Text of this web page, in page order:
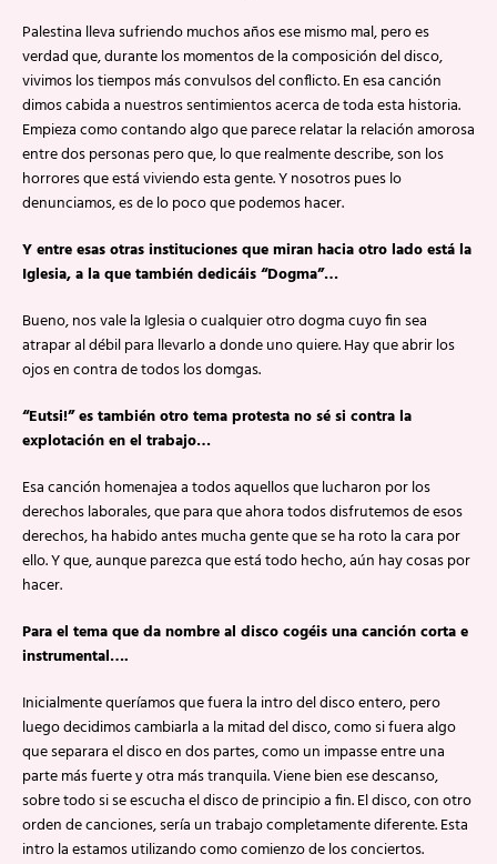
Palestina lleva sufriendo muchos años ese mismo mal, pero es
verdad que, durante los momentos de la composición del disco,
vivimos los tiempos más convulsos del conflicto. En esa canción
dimos cabida a nuestros sentimientos acerca de toda esta historia.
Empieza como contando algo que parece relatar la relación amorosa
entre dos personas pero que, lo que realmente describe, son los
horrores que está viviendo esta gente. Y nosotros pues lo
denunciamos, es de lo poco que podemos hacer.
Y entre esas otras instituciones que miran hacia otro lado está la
Iglesia, a la que también dedicáis “Dogma”…
Bueno, nos vale la Iglesia o cualquier otro dogma cuyo fin sea
atrapar al débil para llevarlo a donde uno quiere. Hay que abrir los
ojos en contra de todos los domgas.
“Eutsi!” es también otro tema protesta no sé si contra la
explotación en el trabajo…
Esa canción homenajea a todos aquellos que lucharon por los
derechos laborales, que para que ahora todos disfrutemos de esos
derechos, ha habido antes mucha gente que se ha roto la cara por
ello. Y que, aunque parezca que está todo hecho, aún hay cosas por
hacer.
Para el tema que da nombre al disco cogéis una canción corta e
instrumental….
Inicialmente queríamos que fuera la intro del disco entero, pero
luego decidimos cambiarla a la mitad del disco, como si fuera algo
que separara el disco en dos partes, como un impasse entre una
parte más fuerte y otra más tranquila. Viene bien ese descanso,
sobre todo si se escucha el disco de principio a fin. El disco, con otro
orden de canciones, sería un trabajo completamente diferente. Esta
intro la estamos utilizando como comienzo de los conciertos.